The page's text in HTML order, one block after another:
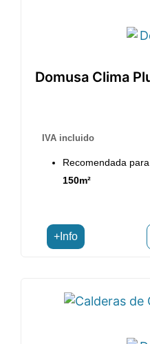
Domusa Clima
IVA incluido
Recomendada
150m²
+Info